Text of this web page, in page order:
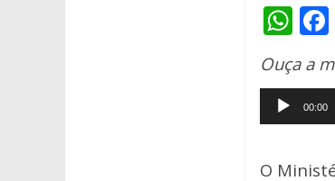
W
at
s
A
p
Ouça a
Tocador
de
00:00
O